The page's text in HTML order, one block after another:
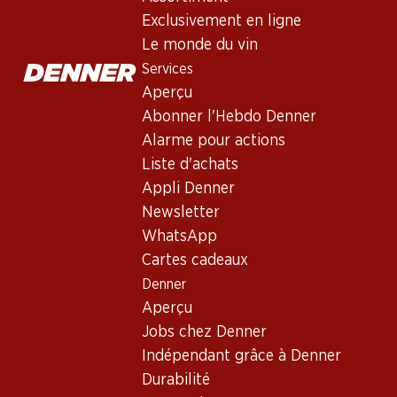
Exclusivement en ligne
Le monde du vin
Services
Aperçu
Abonner l'Hebdo Denner
Alarme pour actions
Liste d'achats
Appli Denner
Newsletter
WhatsApp
Cartes cadeaux
Denner
Aperçu
Jobs chez Denner
Indépendant grâce à Denner
Durabilité
Bon à savoir
Vin rouge_old
Température de dégustation
Empreinte carbone